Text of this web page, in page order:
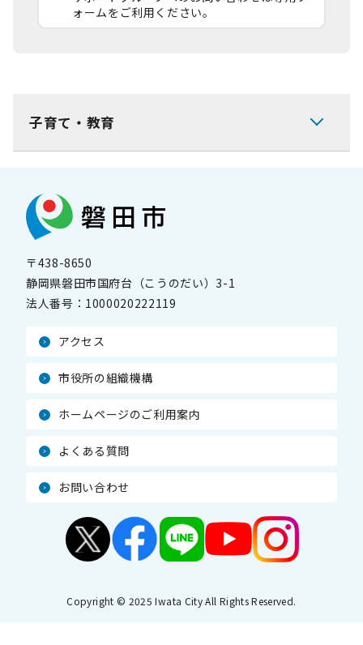
ォームをご利用ください。
子育て・教育
〒438-8650
静岡県磐田市国府台（こうのだい）3-1
法人番号： 1000020222119
アクセス
市役所の組織機構
ホームページのご利用案内
よくある質問
お問い合わせ
Copyright © 2025 Iwata City All Rights Reserved.